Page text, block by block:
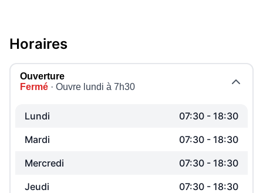
Horaires
Ouverture
Fermé · Ouvre lundi à 7h30
Lundi 07:30 - 18:30
Mardi
07:30 - 18:30
Mercredi
07:30 - 18:30
Jeudi
07:30 - 18:30